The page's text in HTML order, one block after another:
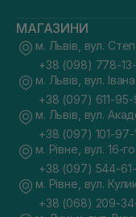
МАГАЗИНИ
м. Львів, вул.
+38 (098) 778-
м. Львів, вул.
+38 (097) 611-
м. Львів, вул.
+38 (097) 101-97-
м. Рівне, вул. 16-
+38 (097) 544-
м. Рівне, вул.
+38 (068) 209-